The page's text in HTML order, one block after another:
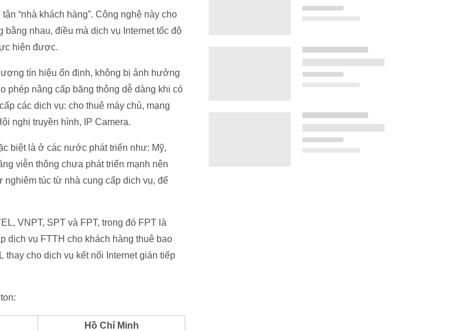
“nhà khách hàng”. Công nghệ này cho
nhau, điều mà dịch vụ Internet tốc độ
hiện được.
tín hiệu ổn định, không bị ảnh hưởng
phép nâng cấp băng thông dễ dàng khi có
các dịch vụ: cho thuê máy chủ, mạng
nghị truyền hình, IP Camera.
biệt là ở các nước phát triển như: Mỹ,
viễn thông chưa phát triển mạnh nên
túc từ nhà cung cấp dich vụ, để
VNPT, SPT và FPT, trong đó FPT là
dịch vụ FTTH cho khách hàng thuê bao
cho dịch vụ kết nối Internet gián tiếp
Hồ Chí Minh